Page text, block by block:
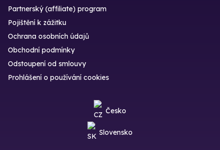
Partnerský (affiliate) program
Pojištění k zážitku
Ochrana osobních údajů
Obchodní podmínky
Odstoupení od smlouvy
Prohlášení o používání cookies
Česko
Slovensko